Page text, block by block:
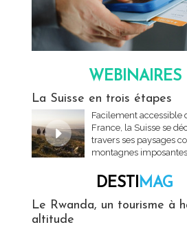
WEBINAIRES
La Suisse en trois étapes
Facilement accessible
France, la Suisse se
travers ses paysages
montagnes
DESTIMAG
Le Rwanda, un tourisme à
altitude